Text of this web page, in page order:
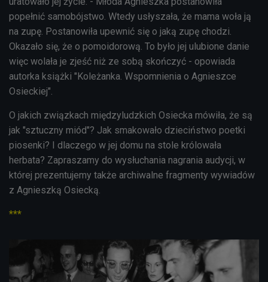
popełnić samobójstwo. Wtedy usłyszała, że mama woła ją
na zupę. Postanowiła upewnić się o jaką zupę chodzi.
Okazało się, że o pomoidorową. To było jej ulubione danie
więc wolała je zjeść niż ze sobą skończyć - opowiada
autorka książki "Koleżanka. Wspomnienia o Agnieszce
Osieckiej".
O jakich związkach międzyludzkich Osiecka mówiła, że są
jak "sztuczny miód"? Jak smakowało dzieciństwo poetki
piosenki? I dlaczego w jej domu na stole królowała
herbata? Zapraszamy do wysłuchania nagrania audycji, w
której prezentujemy także archiwalne fragmenty wywiadów
z Agnieszką Osiecką.
***